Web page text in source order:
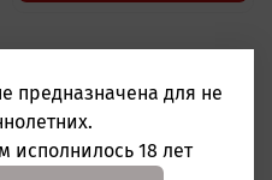
предназначена для не
исполнилось 18 лет